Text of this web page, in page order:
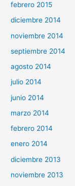
febrero 2015
diciembre 2014
noviembre 2014
septiembre 2014
agosto 2014
julio 2014
junio 2014
marzo 2014
febrero 2014
enero 2014
diciembre 2013
noviembre 2013